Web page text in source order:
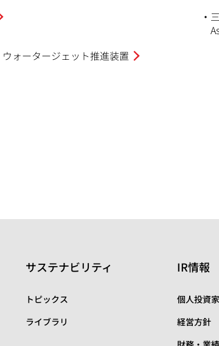
ォータージェット推進装置
サステナビリティ
トピックス
ライブラリ
IR情報
個人投資
経営方針